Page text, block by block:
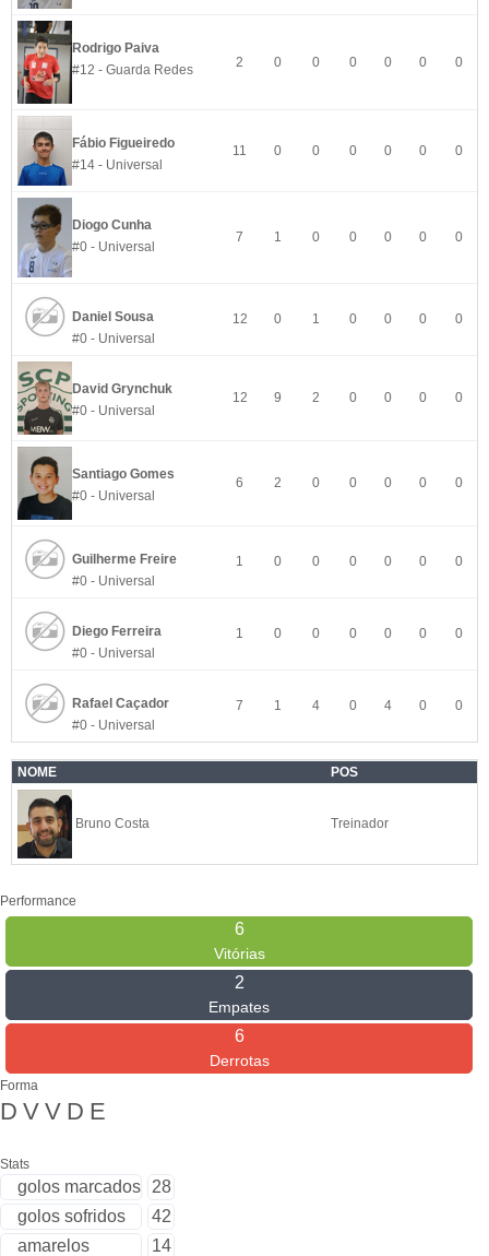
Rodrigo Paiva
#12 - Guarda Redes
2 0 0 0 0 0 0
Fábio Figueiredo
#14 - Universal
11 0 0 0 0 0 0
Diogo Cunha
#0 - Universal
7 1 0 0 0 0 0
Daniel Sousa
#0 - Universal
12 0 1 0 0 0 0
David Grynchuk
#0 - Universal
12 9 2 0 0 0 0
Santiago Gomes
#0 - Universal
6 2 0 0 0 0 0
Guilherme Freire
#0 - Universal
1 0 0 0 0 0 0
Diego Ferreira
#0 - Universal
1 0 0 0 0 0 0
Rafael Caçador
#0 - Universal
7 1 4 0 4 0 0
NOME POS
Bruno Costa Treinador
Performance
6
Vitórias
2
Empates
6
Derrotas
Forma
D V V D E
Stats
golos marcados
28
golos sofridos
42
amarelos
14